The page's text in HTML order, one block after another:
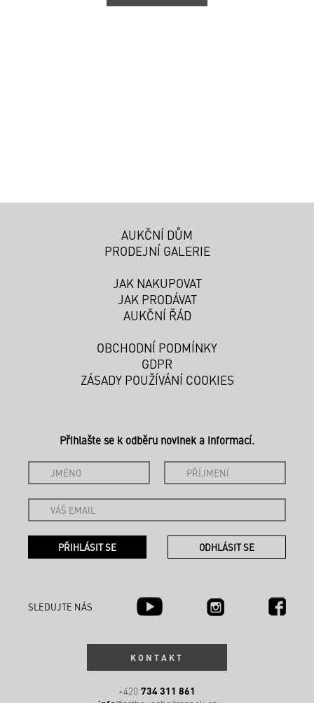
AUKČNÍ DŮM
PRODEJNÍ GALERIE
JAK NAKUPOVAT
JAK PRODÁVAT
AUKČNÍ ŘÁD
OBCHODNÍ PODMÍNKY
GDPR
ZÁSADY POUŽÍVÁNÍ COOKIES
Přihlašte se k odběru novinek a informací.
SLEDUJTE NÁS
KONTAKT
+420 734 311 861